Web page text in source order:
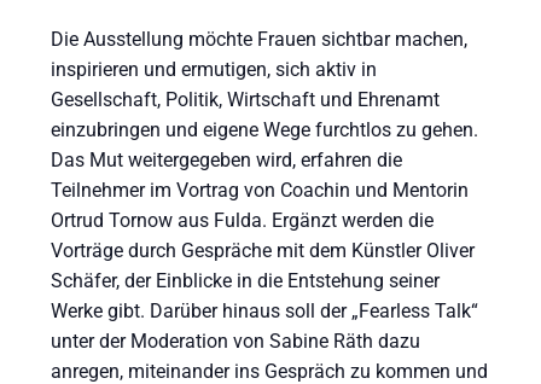
Die Ausstellung möchte Frauen sichtbar machen,
inspirieren und ermutigen, sich aktiv in
Gesellschaft, Politik, Wirtschaft und Ehrenamt
einzubringen und eigene Wege furchtlos zu gehen.
Das Mut weitergegeben wird, erfahren die
Teilnehmer im Vortrag von Coachin und Mentorin
Ortrud Tornow aus Fulda. Ergänzt werden die
Vorträge durch Gespräche mit dem Künstler Oliver
Schäfer, der Einblicke in die Entstehung seiner
Werke gibt. Darüber hinaus soll der „Fearless Talk“
unter der Moderation von Sabine Räth dazu
anregen, miteinander ins Gespräch zu kommen und